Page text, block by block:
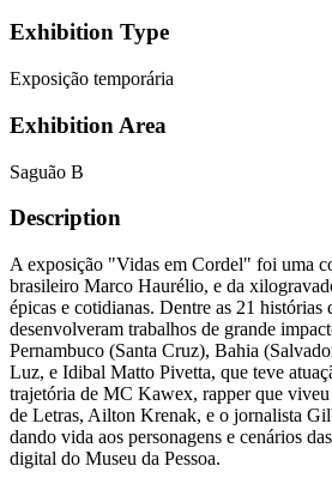
Exhibition Type
Exposição temporária
Exhibition Area
Saguão B
Description
A exposição "Vidas em Cordel" foi uma
brasileiro Marco Haurélio, e da
épicas e cotidianas. Dentre as 21
desenvolveram trabalhos de grande
Pernambuco (Santa Cruz), Bahia
Luz, e Idibal Matto Pivetta, que teve
trajetória de MC Kawex, rapper que
de Letras, Ailton Krenak, e o jornalista
dando vida aos personagens e cenários
digital do Museu da Pessoa.